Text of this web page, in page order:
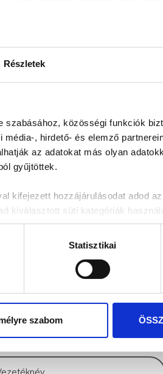
Részletek
közösségi funkciók
, hirdető- és elemző
az adatokat más olyan
gyűjtöttek.
kifejezett hozzájárulásodat adod
kiválasztott süti kategóriák
Statisztikai
szabom
az elsők között legújabb híreinkról